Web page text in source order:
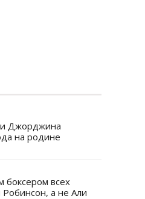
Джорджина
на родине
боксером всех
а не Али